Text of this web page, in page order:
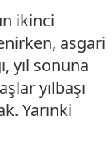
ikinci
asgari
yıl sonuna
yılbaşı
Yarınki